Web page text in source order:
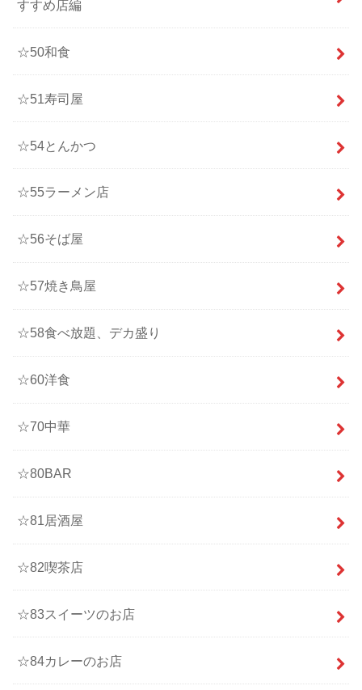
すすめ店編
☆50和食
☆51寿司屋
☆54とんかつ
☆55ラーメン店
☆56そば屋
☆57焼き鳥屋
☆58食べ放題、デカ盛り
☆60洋食
☆70中華
☆80BAR
☆81居酒屋
☆82喫茶店
☆83スイーツのお店
☆84カレーのお店